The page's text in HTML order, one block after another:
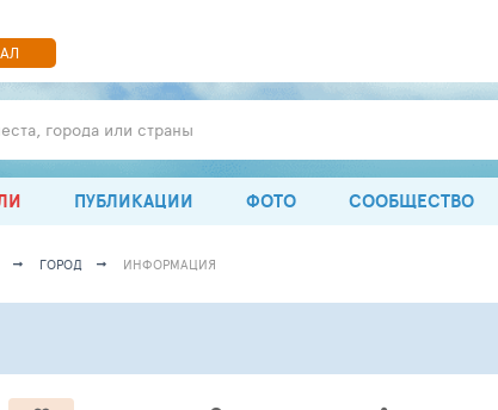
города или страны
ПУБЛИКАЦИИ ФОТО СООБЩЕСТВО
ГОРОД ИНФОРМАЦИЯ